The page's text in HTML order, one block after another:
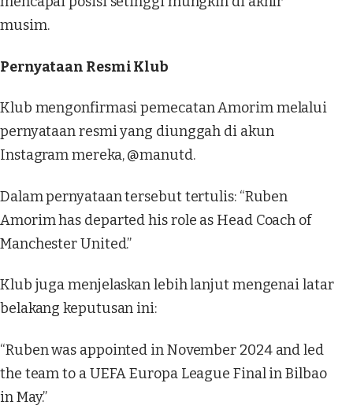
musim.
Pernyataan Resmi Klub
Klub mengonfirmasi pemecatan Amorim melalui
pernyataan resmi yang diunggah di akun
Instagram mereka, @manutd.
Dalam pernyataan tersebut tertulis: “Ruben
Amorim has departed his role as Head Coach of
Manchester United.”
Klub juga menjelaskan lebih lanjut mengenai latar
belakang keputusan ini:
“Ruben was appointed in November 2024 and led
the team to a UEFA Europa League Final in Bilbao
in May.”